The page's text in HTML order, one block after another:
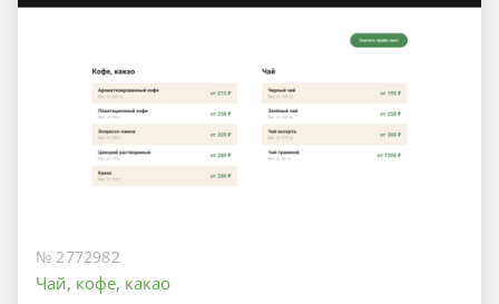
№ 2772982
Чай, кофе, какао